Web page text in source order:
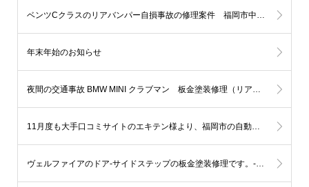
ベンツCクラスのリアバンパー自損事故の修理案件 福岡市中央区
年末年始のお知らせ
夜間の交通事故 BMW MINI クラブマン 板金塗装修理（リアバンパー）福岡市中央区赤坂N様
11月度も大手口コミサイトのエキテン様より、福岡市の自動車部門にてランキング1位を獲得致しました。
ヴェルファイアのドア-サイドステップの板金塗装修理です。-福岡市西区